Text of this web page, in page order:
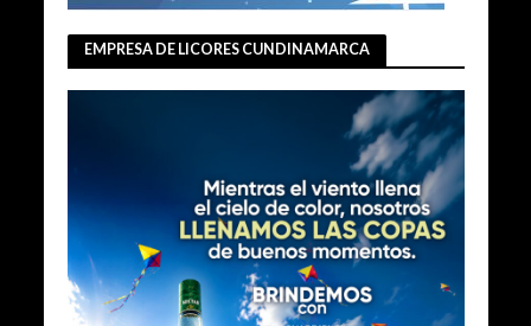
EMPRESA DE LICORES CUNDINAMARCA